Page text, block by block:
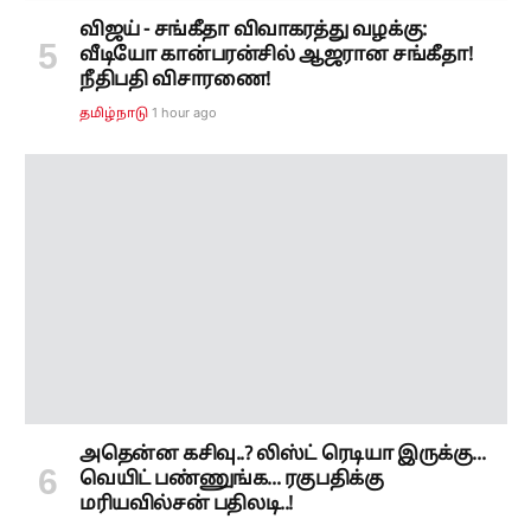
விஜய் - சங்கீதா விவாகரத்து வழக்கு:
வீடியோ கான்பரன்சில் ஆஜரான சங்கீதா!
நீதிபதி விசாரணை!
தமிழ்நாடு 1 hour ago
அதென்ன கசிவு..? லிஸ்ட் ரெடியா இருக்கு...
வெயிட் பண்ணுங்க... ரகுபதிக்கு
மரியவில்சன் பதிலடி..!